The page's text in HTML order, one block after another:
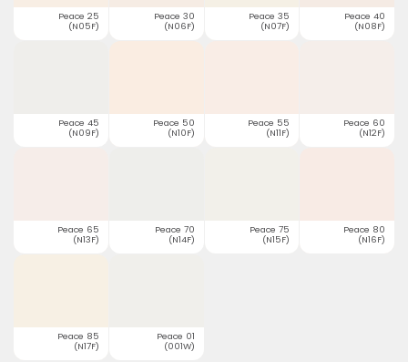
Peace 25
(N05F)
Peace 30
(N06F)
Peace 35
(N07F)
Peace 40
(N08F)
Peace 45
(N09F)
Peace 50
(N10F)
Peace 55
(N11F)
Peace 60
(N12F)
Peace 65
(N13F)
Peace 70
(N14F)
Peace 75
(N15F)
Peace 80
(N16F)
Peace 85
(N17F)
Peace 01
(001W)